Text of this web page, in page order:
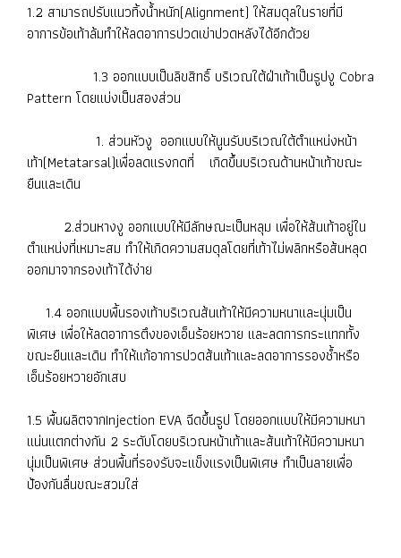
1.2 สามารถปรับแนวทิ้งน้ำหนัก(Alignment) ให้สมดุลในรายที่มี
อาการข้อเท้าล้มทำให้ลดอาการปวดเข่าปวดหลังได้อีกด้วย
1.3 ออกแบบเป็นลิขสิทธิ์ บริเวณใต้ฝ่าเท้าเป็นรูปงู Cobra
Pattern โดยแบ่งเป็นสองส่วน
1. ส่วนหัวงู ออกแบบให้นูนรับบริเวณใต้ตำแหน่งหน้า
เท้า(Metatarsal)เพื่อลดแรงกดที่ เกิดขึ้นบริเวณด้านหน้าเท้าขณะ
ยืนและเดิน
2.ส่วนหางงู ออกแบบให้มีลักษณะเป็นหลุม เพื่อให้ส้นเท้าอยู่ใน
ตำแหน่งที่เหมาะสม ทำให้เกิดความสมดุลโดยที่เท้าไม่พลิกหรือส้นหลุด
ออกมาจากรองเท้าได้ง่าย
1.4 ออกแบบพื้นรองเท้าบริเวณส้นเท้าให้มีความหนาและนุ่มเป็น
พิเศษ เพื่อให้ลดอาการตึงของเอ็นร้อยหวาย และลดการกระแทกทั้ง
ขณะยืนและเดิน ทำให้แก้อาการปวดส้นเท้าและลดอาการรองช้ำหรือ
เอ็นร้อยหวายอักเสบ
1.5 พื้นผลิตจากInjection EVA ฉีดขึ้นรูป โดยออกแบบให้มีความหนา
แน่นแตกต่างกัน 2 ระดับโดยบริเวณหน้าเท้าและส้นเท้าให้มีความหนา
นุ่มเป็นพิเศษ ส่วนพื้นที่รองรับจะแข็งแรงเป็นพิเศษ ทำเป็นลายเพื่อ
ป้องกันลื่นขณะสวมใส่